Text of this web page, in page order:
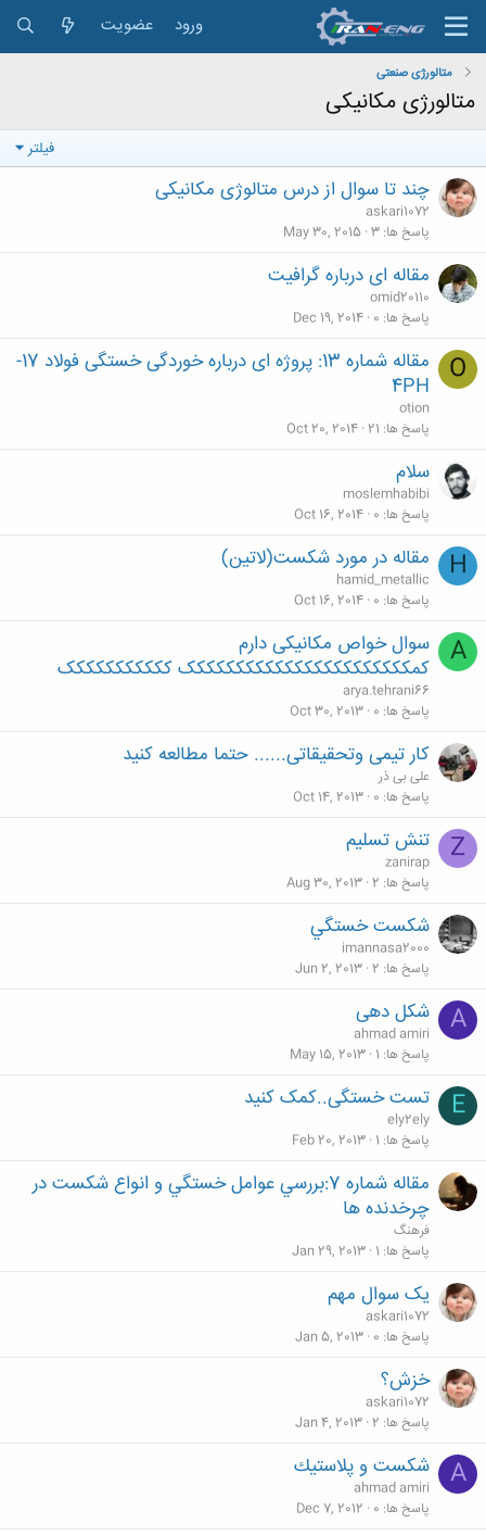
ورود عضویت
متالورژی صنعتی
متالورژی مکانیکی
فیلتر
چند تا سوال از درس متالوژی مکانیکی
askari1072
پاسخ ها 3
May 30, 2015
مقاله ای درباره گرافیت
omid20110
پاسخ ها 0
Dec 19, 2014
O
مقاله شماره 13: پروژه ای درباره خوردگی خستگی فولاد 17-
4PH
otion
پاسخ ها 21
Oct 20, 2014
سلام
moslemhabibi
پاسخ ها 0
Oct 16, 2014
H مقاله در مورد شکست(لاتین)
hamid_metallic
پاسخ ها 0
Oct 16, 2014
A
سوال خواص مکانیکی دارم
کمککککککککککککککککککککککک ککککککککککک
arya.tehrani66
پاسخ ها 0
Oct 30, 2013
کار تیمی وتحقیقاتی...... حتما مطالعه کنید
علی بی ذر
پاسخ ها 0
Oct 14, 2013
Z تنش تسلیم
zanirap
پاسخ ها 2
Aug 30, 2013
شكست خستگي
imannasa2000
پاسخ ها 2
Jun 2, 2013
A شکل دهی
ahmad amiri
پاسخ ها 1
May 15, 2013
E تست خستگی..کمک کنید
ely2ely
پاسخ ها 1
Feb 20, 2013
مقاله شماره 7:بررسي عوامل خستگي و انواع شكست در
چرخدنده ها
فرهنگ
پاسخ ها 1
Jan 29, 2013
یک سوال مهم
askari1072
پاسخ ها 0
Jan 5, 2013
خزش؟
askari1072
پاسخ ها 2
Jan 4, 2013
A شكست و پلاستيك
ahmad amiri
پاسخ ها 0
Dec 7, 2012